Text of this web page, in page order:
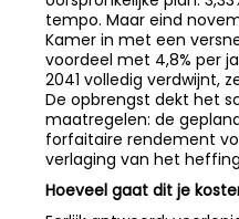
tempo. Maar eind
Kamer in met een
voordeel met 4,8% per
2041 volledig verdwijnt,
De opbrengst dekt het
maatregelen: de
forfaitaire rendement
verlaging van het
Hoeveel gaat dit je